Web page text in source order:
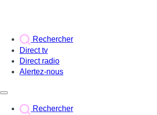
Rechercher
Direct tv
Direct radio
Alertez-nous
Rechercher